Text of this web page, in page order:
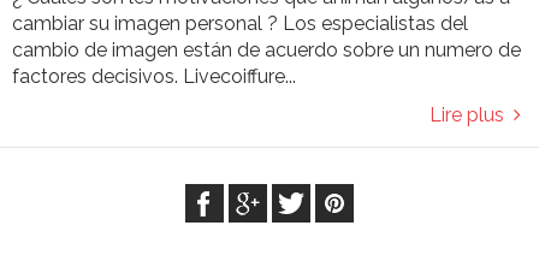
cambiar su imagen personal ? Los especialistas del
cambio de imagen están de acuerdo sobre un numero de
factores decisivos. Livecoiffure...
Lire plus